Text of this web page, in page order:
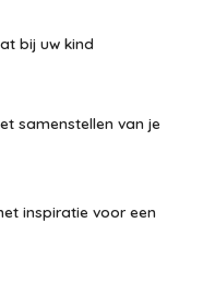
bij uw kind
samenstellen van je
inspiratie voor een